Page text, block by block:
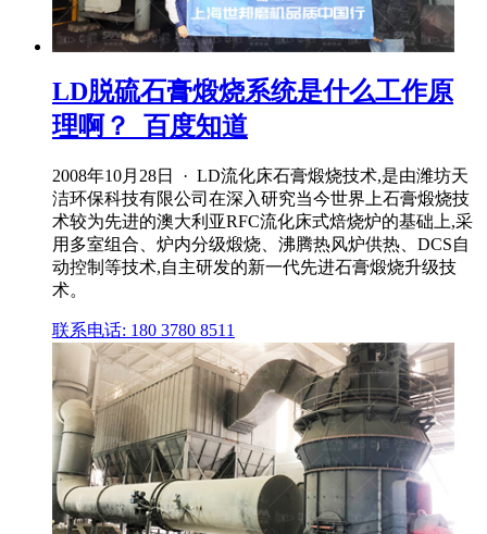
LD脱硫石膏煅烧系统是什么工作原
理啊？_百度知道
2008年10月28日 · LD流化床石膏煅烧技术,是由潍坊天
洁环保科技有限公司在深入研究当今世界上石膏煅烧技
术较为先进的澳大利亚RFC流化床式焙烧炉的基础上,采
用多室组合、炉内分级煅烧、沸腾热风炉供热、DCS自
动控制等技术,自主研发的新一代先进石膏煅烧升级技
术。
联系电话: 180 3780 8511